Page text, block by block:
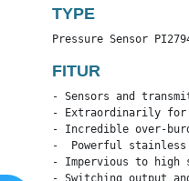
TYPE
Pressure Sensor
FITUR
- Sensors and
- Extraordinarily
- Incredible over-
-  Powerful stainless
- Impervious to
- Switching output